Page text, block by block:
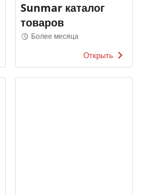
Sunmar каталог
товаров
Более месяца
Открыть